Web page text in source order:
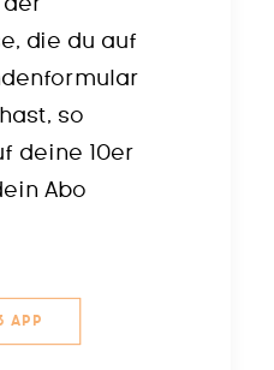
die du auf
so
deine 10er
Abo
APP